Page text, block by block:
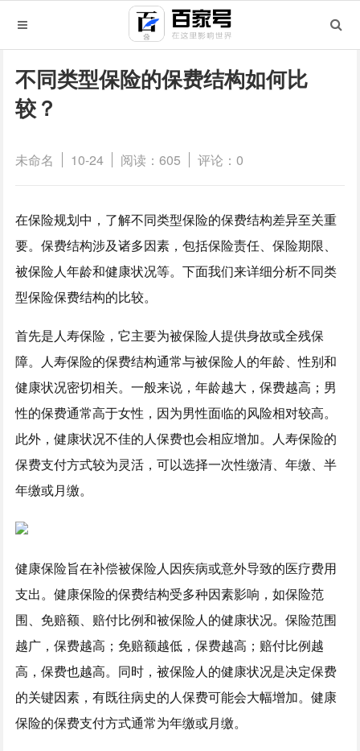
不同类型保险的保费结构如何比
较？
未命名 10-24 阅读：605 评论：0
在保险规划中，了解不同类型保险的保费结构差异至关重
要。保费结构涉及诸多因素，包括保险责任、保险期限、
被保险人年龄和健康状况等。下面我们来详细分析不同类
型保险保费结构的比较。
首先是人寿保险，它主要为被保险人提供身故或全残保
障。人寿保险的保费结构通常与被保险人的年龄、性别和
健康状况密切相关。一般来说，年龄越大，保费越高；男
性的保费通常高于女性，因为男性面临的风险相对较高。
此外，健康状况不佳的人保费也会相应增加。人寿保险的
保费支付方式较为灵活，可以选择一次性缴清、年缴、半
年缴或月缴。
健康保险旨在补偿被保险人因疾病或意外导致的医疗费用
支出。健康保险的保费结构受多种因素影响，如保险范
围、免赔额、赔付比例和被保险人的健康状况。保险范围
越广，保费越高；免赔额越低，保费越高；赔付比例越
高，保费也越高。同时，被保险人的健康状况是决定保费
的关键因素，有既往病史的人保费可能会大幅增加。健康
保险的保费支付方式通常为年缴或月缴。